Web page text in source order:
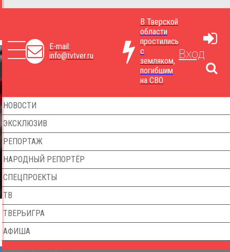
E-mail:
info@tvtver.ru
В Тверской
области
простились
с
земляком,
погибшим
на СВО
Вход
НОВОСТИ
ЭКСКЛЮЗИВ
РЕПОРТАЖ
НАРОДНЫЙ РЕПОРТЁР
СПЕЦПРОЕКТЫ
ТВ
ТВЕРЬИГРА
АФИША